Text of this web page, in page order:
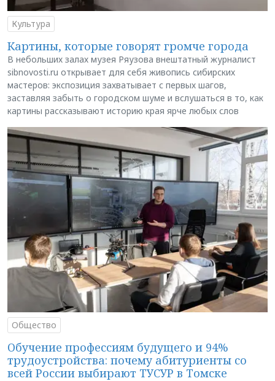
Культура
Картины, которые говорят громче города
В небольших залах музея Ряузова внештатный журналист
sibnovosti.ru открывает для себя живопись сибирских
мастеров: экспозиция захватывает с первых шагов,
заставляя забыть о городском шуме и вслушаться в то, как
картины рассказывают историю края ярче любых слов
Общество
Обучение профессиям будущего и 94%
трудоустройства: почему абитуриенты со
всей России выбирают ТУСУР в Томске